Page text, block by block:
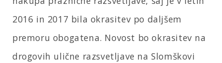
2016 in 2017 bila okrasitev po daljšem
premoru obogatena. Novost bo okrasitev na
drogovih ulične razsvetljave na Slomškovi